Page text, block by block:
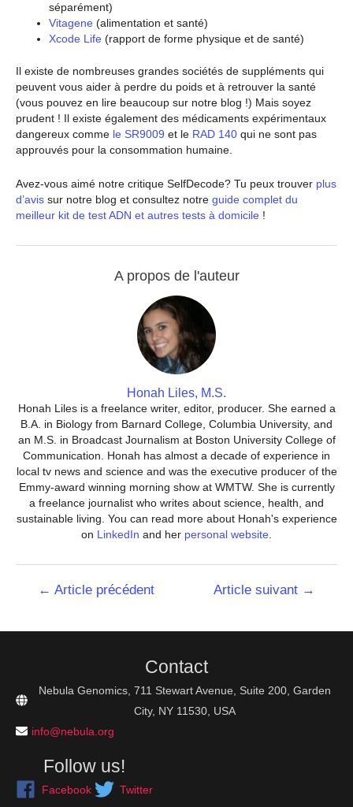
séparément)
Vitagene (alimentation et santé)
Xcode Life (rapport de forme physique et de santé)
Il existe de nombreuses grandes sociétés de suppléments qui
peuvent vous aider à perdre du poids et à retrouver la santé
(vous pouvez en lire beaucoup sur notre blog !) Mais soyez
prudent ! Il existe également des médicaments expérimentaux
dangereux comme le SR9009 et le RAD 140 qui ne sont pas
approuvés pour la consommation humaine.
Avez-vous aimé notre critique SelfDecode? Tu peux trouver plus
d’avis sur notre blog et consultez notre guide complet du
meilleur kit de test ADN et autres tests à domicile !
A propos de l'auteur
Honah Liles, M.S.
Honah Liles is a freelance writer, editor, producer. She earned a
B.A. in Biology from Barnard College, Columbia University, and
an M.S. in Broadcast Journalism at Boston University College of
Communication. Honah has almost a decade of experience in
local tv news and science and was the executive producer of the
Emmy-award winning morning show at WMTW. She is currently
a freelance journalist who writes about science, health, and
sustainable living. You can read more about Honah's experience
on LinkedIn and her personal website
Navigation
← Article précédent Article suivant →
Contact
Nebula Genomics, 711 Stewart Avenue, Suite 200, Garden
City, NY 11530, USA
info@nebula.org
Follow us!
Facebook Twitter